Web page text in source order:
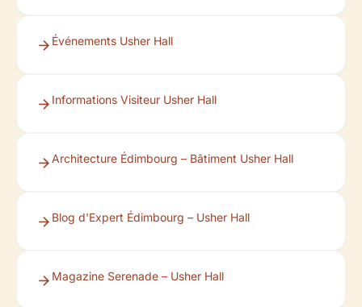
Événements Usher Hall
Informations Visiteur Usher Hall
Architecture Édimbourg – Bâtiment Usher Hall
Blog d'Expert Édimbourg – Usher Hall
Magazine Serenade – Usher Hall